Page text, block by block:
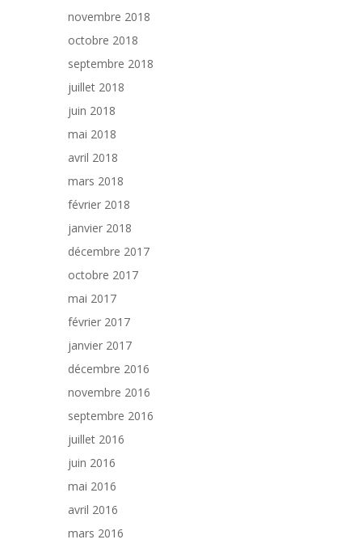
novembre 2018
octobre 2018
septembre 2018
juillet 2018
juin 2018
mai 2018
avril 2018
mars 2018
février 2018
janvier 2018
décembre 2017
octobre 2017
mai 2017
février 2017
janvier 2017
décembre 2016
novembre 2016
septembre 2016
juillet 2016
juin 2016
mai 2016
avril 2016
mars 2016